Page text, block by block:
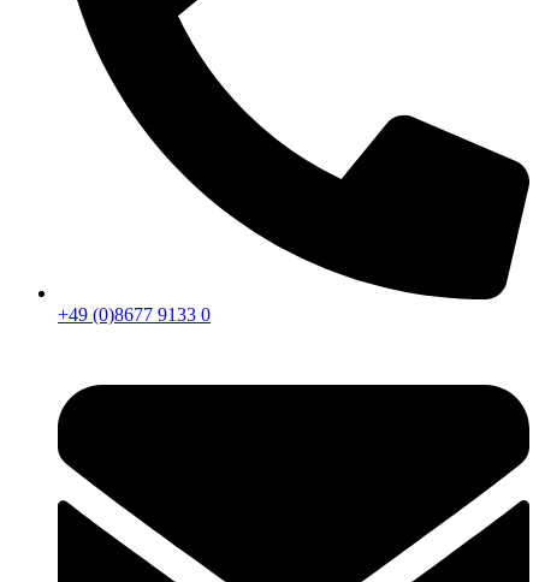
+49 (0)8677 9133 0